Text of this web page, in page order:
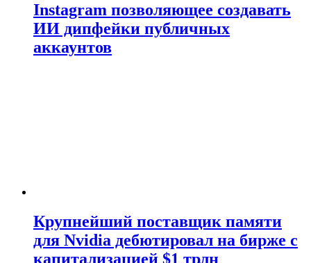
Instagram позволяющее создавать
ИИ дипфейки публичных
аккаунтов
Крупнейший поставщик памяти
для Nvidia дебютировал на бирже с
капитализацией $1 трлн